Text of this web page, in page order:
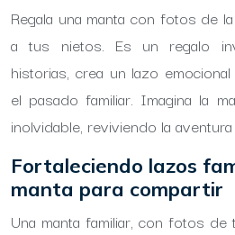
Regala una manta con fotos de
a tus nietos. Es un regalo
historias, crea un lazo
el pasado familiar. Imagina la
inolvidable, reviviendo la
Fortaleciendo lazos
manta para compartir
Una manta familiar, con fotos